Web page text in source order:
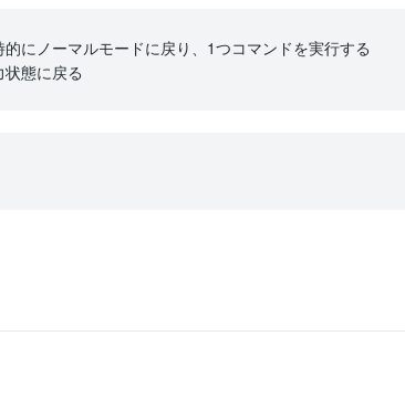
にノーマルモードに戻り、1つコマンドを実行する
態に戻る